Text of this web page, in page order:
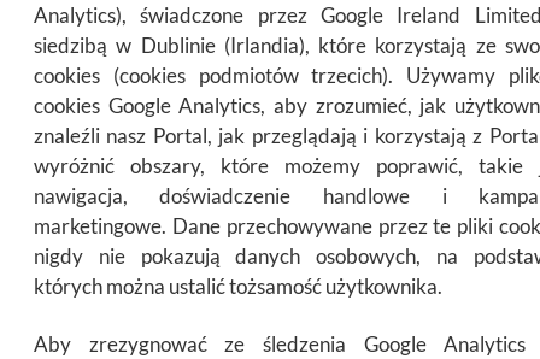
Analytics), świadczone przez Google Ireland
siedzibą w Dublinie (Irlandia), które korzystają ze
cookies (cookies podmiotów trzecich). Używamy
cookies Google Analytics, aby zrozumieć, jak
znaleźli nasz Portal, jak przeglądają i korzystają z
wyróżnić obszary, które możemy poprawić, takie
nawigacja, doświadczenie handlowe i
marketingowe. Dane przechowywane przez te pliki
nigdy nie pokazują danych osobowych, na
których można ustalić tożsamość użytkownika.
Aby zrezygnować ze śledzenia Google Analytics